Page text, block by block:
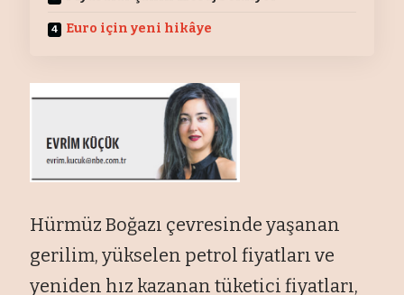
Euro için yeni hikâye
Hürmüz Boğazı çevresinde yaşanan
gerilim, yükselen petrol fiyatları ve
yeniden hız kazanan tüketici fiyatları,